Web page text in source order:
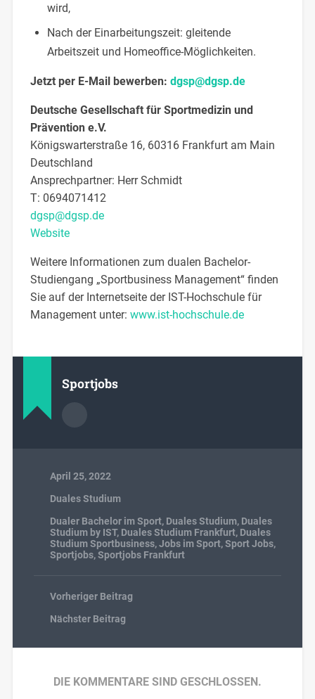
wird,
Nach der Einarbeitungszeit: gleitende
Arbeitszeit und Homeoffice-Möglichkeiten.
Jetzt per E-Mail bewerben: dgsp@dgsp.de
Deutsche Gesellschaft für Sportmedizin und
Prävention e.V.
Königswarterstraße 16, 60316 Frankfurt am Main
Deutschland
Ansprechpartner: Herr Schmidt
T: 0694071412
dgsp@dgsp.de
Website
Weitere Informationen zum dualen Bachelor-
Studiengang „Sportbusiness Management“ finden
Sie auf der Internetseite der IST-Hochschule für
Management unter: www.ist-hochschule.de
Sportjobs
April 25, 2022
Duales Studium
Dualer Bachelor im Sport, Duales Studium, Duales
Studium by IST, Duales Studium Frankfurt, Duales
Studium Sportbusiness,Jobs im Sport,Sport Jobs,
Sportjobs,Sportjobs Frankfurt
Vorheriger Beitrag
Nächster Beitrag
DIE KOMMENTARE SIND GESCHLOSSEN.